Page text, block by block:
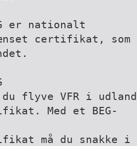
er nationalt
certifikat, som
flyve VFR i
Med et BEG-
må du snakke i